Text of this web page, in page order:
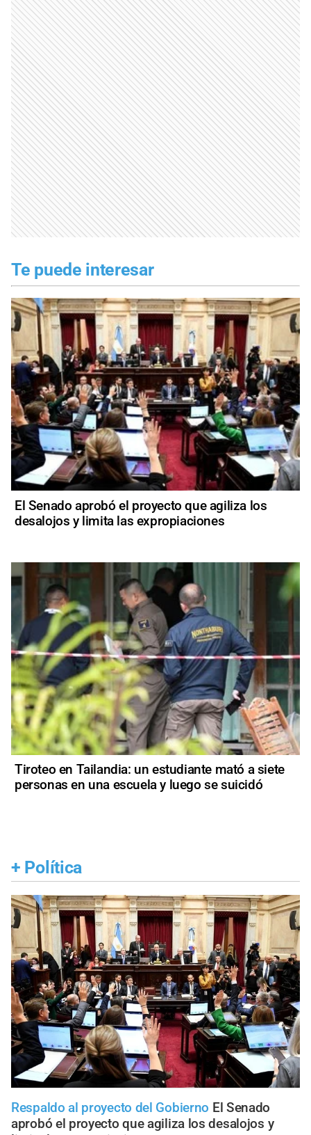
Te puede interesar
El Senado aprobó el proyecto que agiliza los
desalojos y limita las expropiaciones
Tiroteo en Tailandia: un estudiante mató a siete
personas en una escuela y luego se suicidó
+ Política
Respaldo al proyecto del Gobierno El Senado
aprobó el proyecto que agiliza los desalojos y